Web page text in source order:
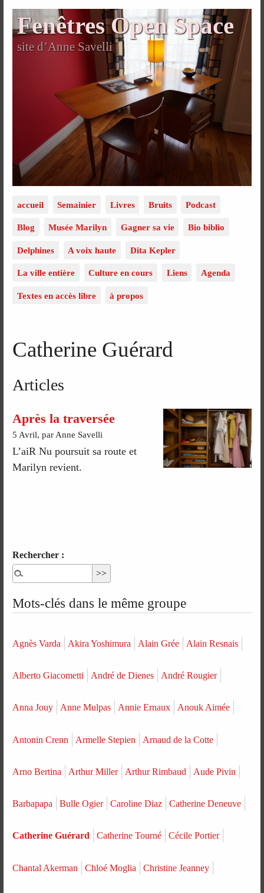
Fenêtres Open Space
site d’Anne Savelli
accueil Semainier Livres Bruits Podcast
Blog Musée Marilyn Gagner sa vie Bio biblio
Delphines A voix haute Dita Kepler
La ville entière Culture en cours Liens Agenda
Textes en accès libre à propos
Catherine Guérard
Articles
Après la traversée
5 Avril, par Anne Savelli
L’aiR Nu poursuit sa route et
Marilyn revient.
Rechercher :
Mots-clés dans le même groupe
Agnès Varda Akira Yoshimura Alain Grée Alain Resnais
Alberto Giacometti André de Dienes André Rougier
Anna Jouy Anne Mulpas Annie Ernaux Anouk Aimée
Antonin Crenn Armelle Stepien Arnaud de la Cotte
Arno Bertina Arthur Miller Arthur Rimbaud Aude Pivin
Barbapapa Bulle Ogier Caroline Diaz Catherine Deneuve
Catherine Guérard Catherine Tourné Cécile Portier
Chantal Akerman Chloé Moglia Christine Jeanney